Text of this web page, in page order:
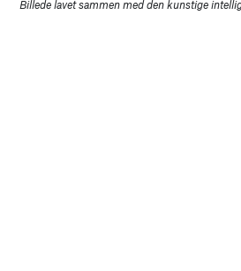
Billede lavet sammen med den kunstige